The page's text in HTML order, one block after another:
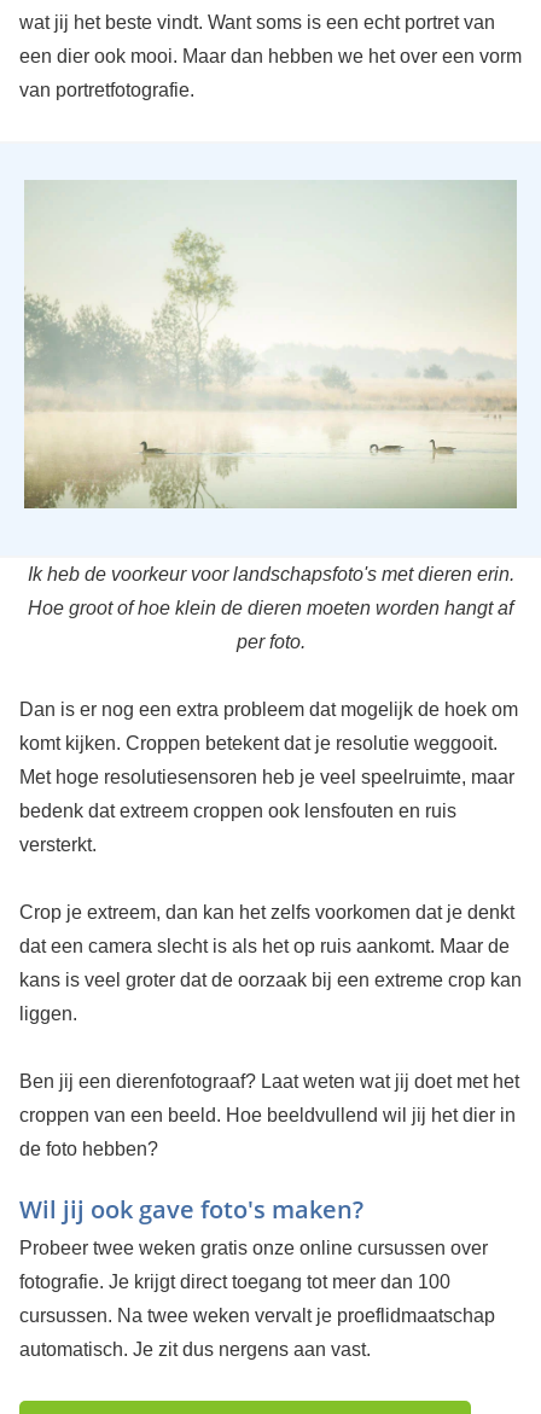
wat jij het beste vindt. Want soms is een echt portret van
een dier ook mooi. Maar dan hebben we het over een vorm
van portretfotografie.
Ik heb de voorkeur voor landschapsfoto's met dieren erin.
Hoe groot of hoe klein de dieren moeten worden hangt af
per foto.
Dan is er nog een extra probleem dat mogelijk de hoek om
komt kijken. Croppen betekent dat je resolutie weggooit.
Met hoge resolutiesensoren heb je veel speelruimte, maar
bedenk dat extreem croppen ook lensfouten en ruis
versterkt.
Crop je extreem, dan kan het zelfs voorkomen dat je denkt
dat een camera slecht is als het op ruis aankomt. Maar de
kans is veel groter dat de oorzaak bij een extreme crop kan
liggen.
Ben jij een dierenfotograaf? Laat weten wat jij doet met het
croppen van een beeld. Hoe beeldvullend wil jij het dier in
de foto hebben?
Wil jij ook gave foto's maken?
Probeer twee weken gratis onze online cursussen over
fotografie. Je krijgt direct toegang tot meer dan 100
cursussen. Na twee weken vervalt je proeflidmaatschap
automatisch. Je zit dus nergens aan vast.